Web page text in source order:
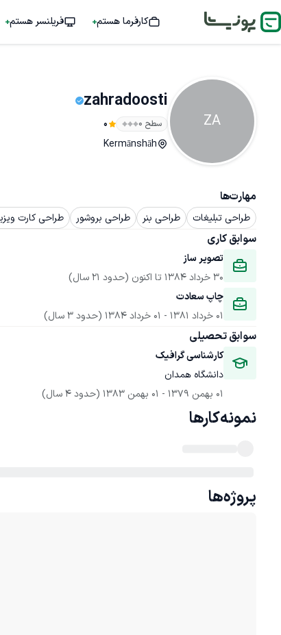
کارفرما هستم فریلنسر هستم
ZA
zahradoosti
سطح ۰ 0
Kermānshāh
مهارت‌ها
طراحی تبلیغات طراحی بنر طراحی بروشور طراحی کارت
سوابق کاری
تصویر ساز
30 خرداد 1384
تا اکنون (حدود 21 سال)
چاپ سعادت
01 خرداد 1381
- 01 خرداد 1384 (حدود 3 سال)
سوابق تحصیلی
کارشناسی گرافیک
دانشگاه همدان
01 بهمن 1379
- 01 بهمن 1383 (حدود 4 سال)
نمونه‌کارها
پروژه‌ها